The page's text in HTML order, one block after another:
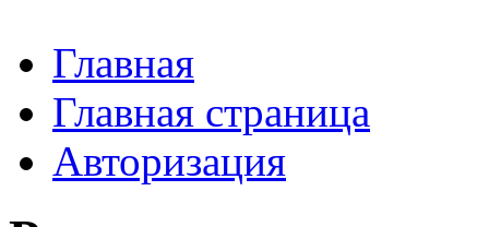
Главная
Главная страница
Авторизация